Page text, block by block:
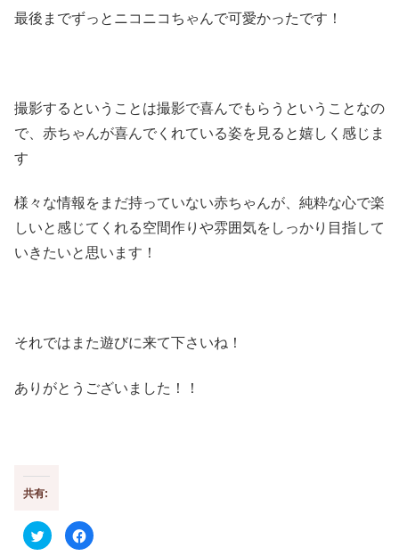
最後までずっとニコニコちゃんで可愛かったです！
撮影するということは撮影で喜んでもらうということなの
で、赤ちゃんが喜んでくれている姿を見ると嬉しく感じま
す
様々な情報をまだ持っていない赤ちゃんが、純粋な心で楽
しいと感じてくれる空間作りや雰囲気をしっかり目指して
いきたいと思います！
それではまた遊びに来て下さいね！
ありがとうございました！！
共有:
ク
リ
F
a